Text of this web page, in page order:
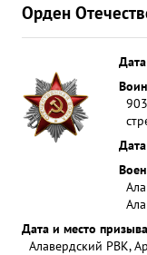
Орден
Дата и место призыва
Алавердский РВК,